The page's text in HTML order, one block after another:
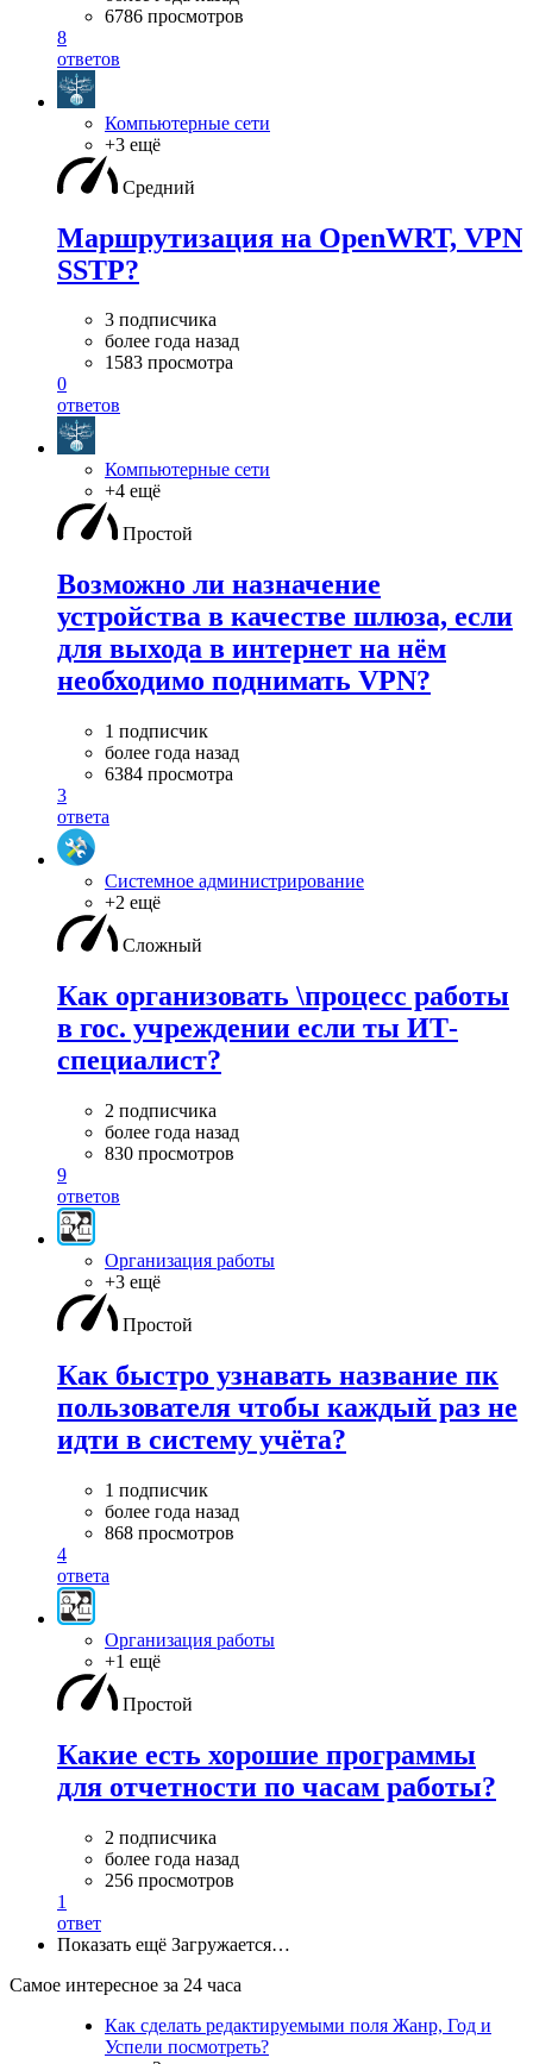
6786 просмотров
8
ответов
Компьютерные сети
+3 ещё
Средний
Маршрутизация на OpenWRT, VPN
SSTP?
3 подписчика
более года назад
1583 просмотра
0
ответов
Компьютерные сети
+4 ещё
Простой
Возможно ли назначение
устройства в качестве шлюза, если
для выхода в интернет на нём
необходимо поднимать VPN?
1 подписчик
более года назад
6384 просмотра
3
ответа
Системное администрирование
+2 ещё
Сложный
Как организовать \процесс работы
в гос. учреждении если ты ИТ-
специалист?
2 подписчика
более года назад
830 просмотров
9
ответов
Организация работы
+3 ещё
Простой
Как быстро узнавать название пк
пользователя чтобы каждый раз не
идти в систему учёта?
1 подписчик
более года назад
868 просмотров
4
ответа
Организация работы
+1 ещё
Простой
Какие есть хорошие программы
для отчетности по часам работы?
2 подписчика
более года назад
256 просмотров
1
ответ
Показать ещё Загружается…
Самое интересное за 24 часа
Как сделать редактируемыми поля Жанр, Год и
Успели посмотреть?